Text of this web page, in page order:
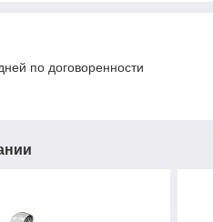
по договоренности